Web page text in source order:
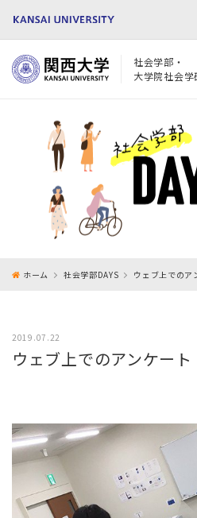
社会学部・
大学院社会学
ホーム 社会学部DAYS ウェブ上でのア
2019.07.22
ウェブ上でのアンケート